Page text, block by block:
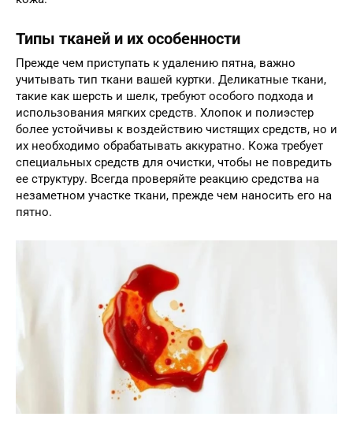
Типы тканей и их особенности
Прежде чем приступать к удалению пятна, важно
учитывать тип ткани вашей куртки. Деликатные ткани,
такие как шерсть и шелк, требуют особого подхода и
использования мягких средств. Хлопок и полиэстер
более устойчивы к воздействию чистящих средств, но и
их необходимо обрабатывать аккуратно. Кожа требует
специальных средств для очистки, чтобы не повредить
ее структуру. Всегда проверяйте реакцию средства на
незаметном участке ткани, прежде чем наносить его на
пятно.